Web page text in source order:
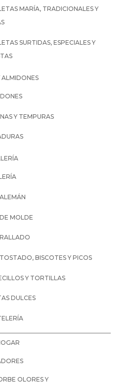
MARÍA, TRADICIONALES Y
SURTIDAS, ESPECIALES Y
ALMIDONES
Y TEMPURAS
MOLDE
BISCOTES Y PICOS
Y TORTILLAS
DULCES
OLORES Y